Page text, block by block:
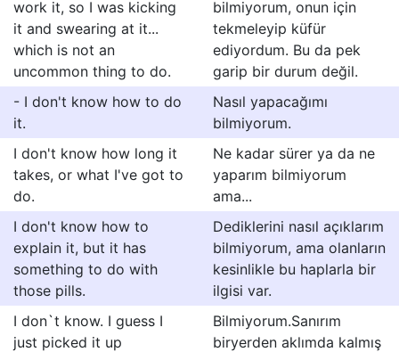
work it, so I was kicking
it and swearing at it...
which is not an
uncommon thing to do.
bilmiyorum, onun için
tekmeleyip küfür
ediyordum. Bu da pek
garip bir durum değil.
- I don't know how to do
it.
Nasıl yapacağımı
bilmiyorum.
I don't know how long it
takes, or what I've got to
do.
Ne kadar sürer ya da ne
yaparım bilmiyorum
ama...
I don't know how to
explain it, but it has
something to do with
those pills.
Dediklerini nasıl açıklarım
bilmiyorum, ama olanların
kesinlikle bu haplarla bir
ilgisi var.
I don`t know. I guess I
just picked it up
Bilmiyorum.Sanırım
biryerden aklımda kalmış